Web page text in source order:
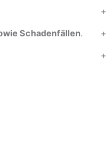
+
Schadenfällen. +
+